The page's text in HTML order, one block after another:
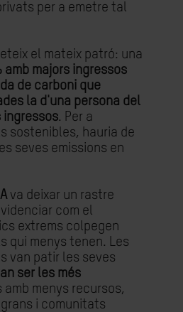
per a emetre tal
el mateix patró: una
amb majors ingressos
de carboni que
la d'una persona del
ingressos. Per a
sostenibles, hauria de
seves emissions en
va deixar un rastre
com el
extrems colpegen
qui menys tenen. Les
van patir les seves
ser les més
amb menys recursos,
i comunitats